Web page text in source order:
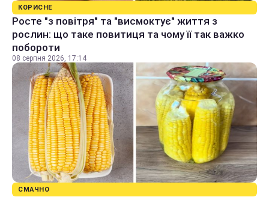
КОРИСНЕ
Росте "з повітря" та "висмоктує" життя з
рослин: що таке повитиця та чому її так важко
побороти
08 серпня 2026, 17:14
СМАЧНО